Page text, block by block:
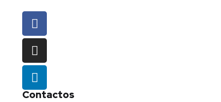
Contactos